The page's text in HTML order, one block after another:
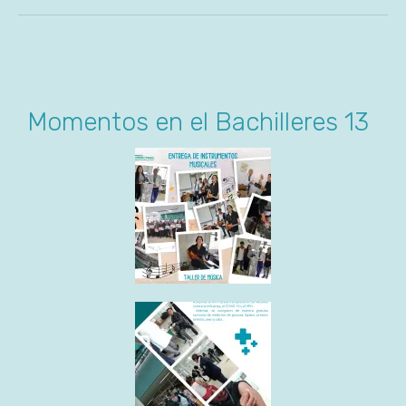
Momentos en el Bachilleres 13